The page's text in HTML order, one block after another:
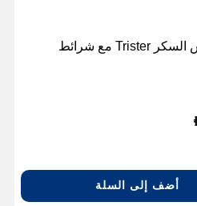
جهاز قياس السكر Trister مع شرائط
أضف إلى السلة